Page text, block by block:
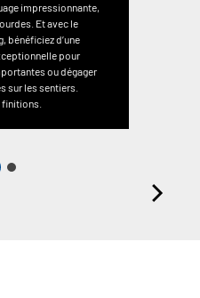
impressionnante,
Et avec le
bénéficiez d’une
pour
ou dégager
sur les sentiers.